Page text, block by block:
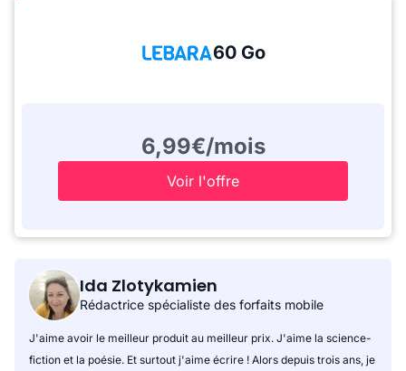
60 Go
6,99€/mois
Voir l'offre
Ida Zlotykamien
Rédactrice spécialiste des forfaits mobile
J'aime avoir le meilleur produit au meilleur prix. J'aime la science-
fiction et la poésie. Et surtout j'aime écrire ! Alors depuis trois ans, je